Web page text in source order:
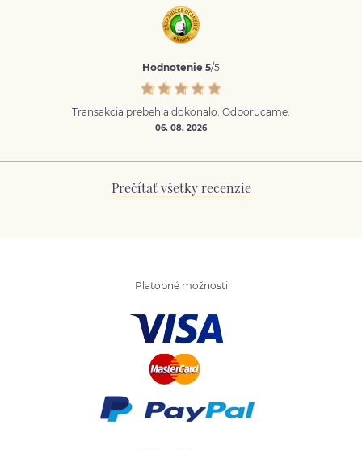
Hodnotenie 5/5
Transakcia prebehla dokonalo. Odporucame.
06. 08. 2026
Prečítať všetky recenzie
Platobné možnosti